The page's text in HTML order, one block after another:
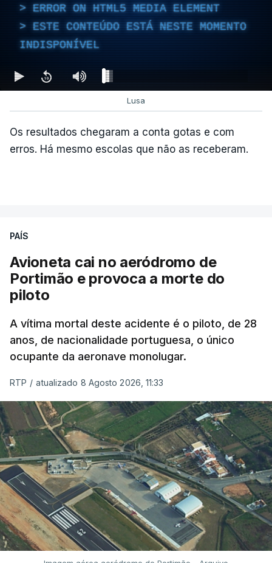
ERROR ON HTML5 MEDIA ELEMENT
ESTE CONTEÚDO ESTÁ NESTE MOMENTO
INDISPONÍVEL
Lusa
Os resultados chegaram a conta gotas e com
erros. Há mesmo escolas que não as receberam.
PAÍS
Avioneta cai no aeródromo de
Portimão e provoca a morte do
piloto
A vítima mortal deste acidente é o piloto, de 28
anos, de nacionalidade portuguesa, o único
ocupante da aeronave monolugar.
RTP / atualizado 8 Agosto 2026, 11:33